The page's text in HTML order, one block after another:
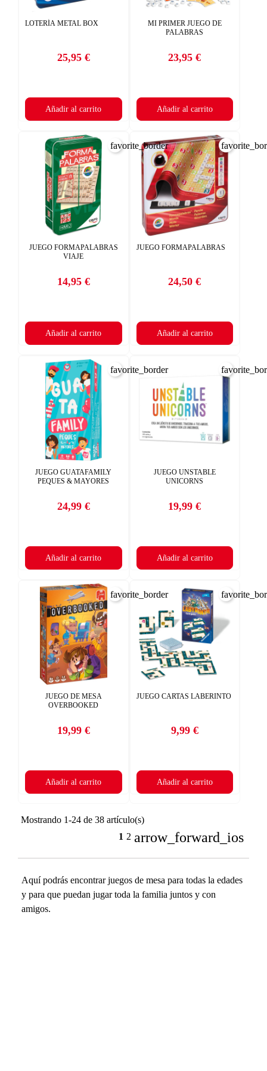
LOTERÍA METAL BOX
Precio
25,95 €
Añadir al carrito
MI PRIMER JUEGO DE
PALABRAS
Precio
23,95 €
Añadir al carrito
JUEGO FORMAPALABRAS
VIAJE
Precio
14,95 €
Añadir al carrito
favorite_border
JUEGO FORMAPALABRAS
Precio
24,50 €
Añadir al carrito
JUEGO GUATAFAMILY
PEQUES & MAYORES
Precio
24,99 €
Añadir al carrito
favorite_border
JUEGO UNSTABLE
UNICORNS
Precio
19,99 €
Añadir al carrito
JUEGO DE MESA
OVERBOOKED
Precio
19,99 €
Añadir al carrito
favorite_border
JUEGO CARTAS LABERINTO
Precio
9,99 €
Añadir al carrito
Mostrando 1-24 de 38 artículo(s)
1 2 arrow_forward_ios
Aquí podrás encontrar juegos de mesa para todas la edades
y para que puedan jugar toda la familia juntos y con
amigos.
add_circle_outline
CANCELAR
CREAR LISTA DE DESEOS
((CANCELTEXT))
CANCELAR